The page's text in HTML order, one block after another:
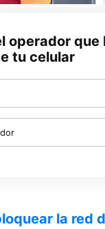
operador que
tu celular
la red